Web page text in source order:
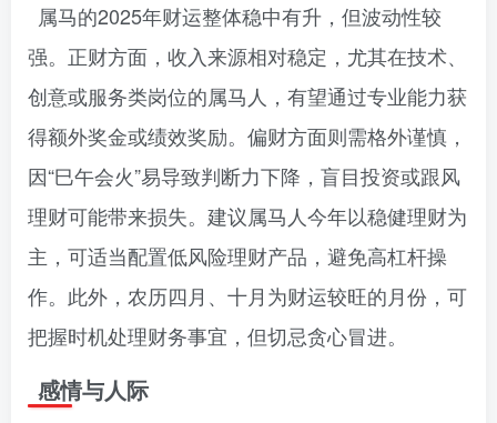
属马的2025年财运整体稳中有升，但波动性较
强。正财方面，收入来源相对稳定，尤其在技术、
创意或服务类岗位的属马人，有望通过专业能力获
得额外奖金或绩效奖励。偏财方面则需格外谨慎，
因“巳午会火”易导致判断力下降，盲目投资或跟风
理财可能带来损失。建议属马人今年以稳健理财为
主，可适当配置低风险理财产品，避免高杠杆操
作。此外，农历四月、十月为财运较旺的月份，可
把握时机处理财务事宜，但切忌贪心冒进。
感情与人际